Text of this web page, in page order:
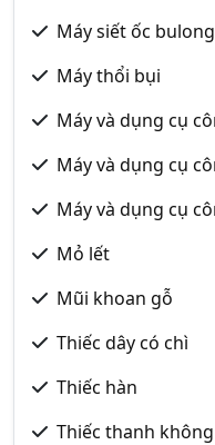
Máy siết ốc bulong
Máy thổi bụi
Máy và dụng cụ
Máy và dụng cụ
Máy và dụng cụ
Mỏ lết
Mũi khoan gỗ
Thiếc dây có chì
Thiếc hàn
Thiếc thanh